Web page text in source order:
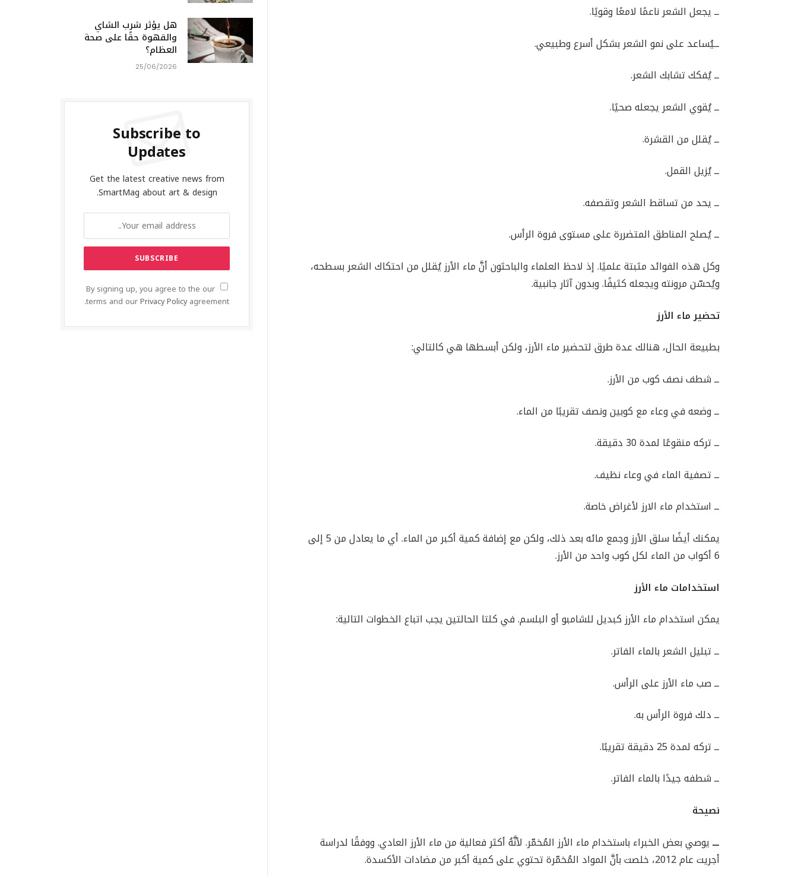
ــ يجعل الشعر ناعمًا لامعًا وقويًا.
ــيُساعد على نمو الشعر بشكل أسرع وطبيعي.
ــ يُفكك تشابك الشعر.
ــ يُقوي الشعر يجعله صحيًا.
ــ يُقلل من القشرة.
ــ يُزيل القمل.
ــ يحد من تساقط الشعر وتقصفه.
ــ يُصلح المناطق المتضررة على مستوى فروة الرأس.
وكل هذه الفوائد مثبتة علميًا. إذ لاحظ العلماء والباحثون أنَّ ماء الأرز يُقلل من احتكاك الشعر بسطحه،
ويُحسّن مرونته ويجعله كثيفًا. وبدون آثار جانبية.
تحضير ماء الأرز
بطبيعة الحال، هنالك عدة طرق لتحضير ماء الأرز، ولكن أبسطها هي كالتالي:
ــ شطف نصف كوب من الأرز.
ــ وضعه في وعاء مع كوبين ونصف تقريبًا من الماء.
ــ تركه منقوعًا لمدة 30 دقيقة.
ــ تصفية الماء في وعاء نظيف.
ــ استخدام ماء الارز لأغراض خاصة.
يمكنك أيضًا سلق الأرز وجمع مائه بعد ذلك، ولكن مع إضافة كمية أكبر من الماء. أي ما يعادل من 5 إلى
6 أكواب من الماء لكل كوب واحد من الأرز.
استخدامات ماء الأرز
يمكن استخدام ماء الأرز كبديل للشامبو أو البلسم. في كلتا الحالتين يجب اتباع الخطوات التالية:
ــ تبليل الشعر بالماء الفاتر.
ــ صب ماء الأرز على الرأس.
ــ دلك فروة الرأس به.
ــ تركه لمدة 25 دقيقة تقريبًا.
ــ شطفه جيدًا بالماء الفاتر.
نصيحة
ـــيوصي بعض الخبراء باستخدام ماء الأرز المُخمّر. لأنَّهُ أكثر فعالية من ماء الأرز العادي. ووفقًا لدراسة
أجريت عام 2012، خلصت بأنَّ المواد المُخمّرة تحتوي على كمية أكبر من مضادات الأكسدة.
هل يؤثر شرب الشاي
والقهوة حقًا على صحة
العظام؟
25/06/2026
Subscribe to
Updates
Get the latest creative news from
SmartMag about art & design.
By signing up, you agree to the our
terms and ourPrivacy Policyagreement.